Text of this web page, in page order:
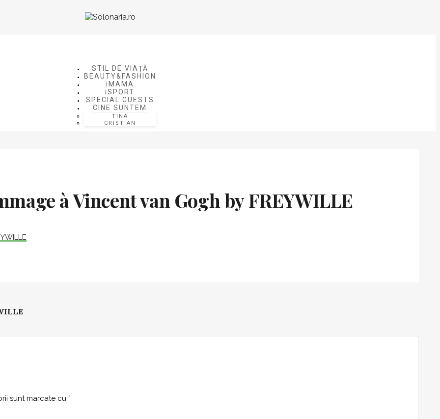
STIL DE VIAȚĂ
BEAUTY&FASHION
iMAMA
iSPORT
SPECIAL GUESTS
CINE SUNTEM
TINA
CRISTIAN
à Vincent van Gogh by FREYWILLE
sunt marcate cu *